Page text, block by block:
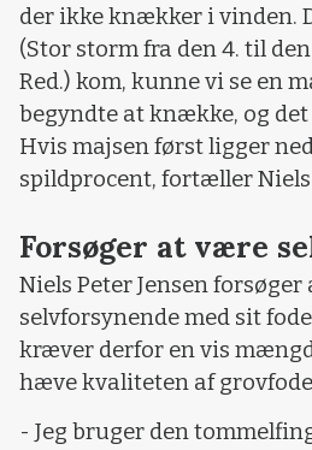
der ikke knækker i vinden.
(Stor storm fra den 4. til den
Red.) kom, kunne vi se en
begyndte at knække, og
Hvis majsen først ligger
spildprocent, fortæller Niels
Forsøger at være
Niels Peter Jensen
selvforsynende med sit
kræver derfor en vis
hæve kvaliteten af
- Jeg bruger den